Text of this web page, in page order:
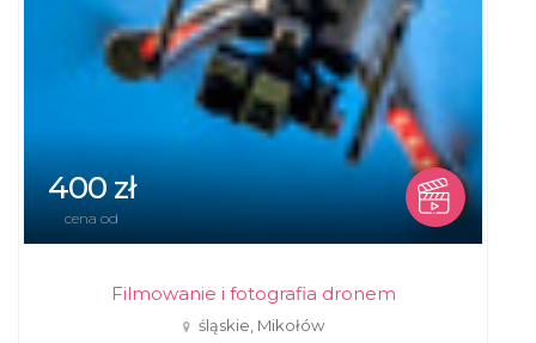
400 zł
cena od
Filmowanie i fotografia dronem
śląskie, Mikołów